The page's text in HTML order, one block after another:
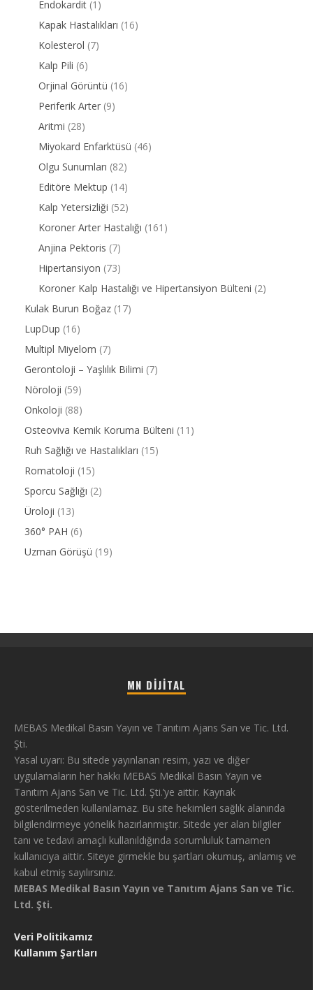
Endokardit (1)
Kapak Hastalıkları (16)
Kolesterol (7)
Kalp Pili (6)
Orjinal Görüntü (16)
Periferik Arter (9)
Aritmi (28)
Miyokard Enfarktüsü (46)
Olgu Sunumları (82)
Editöre Mektup (14)
Kalp Yetersizliği (52)
Koroner Arter Hastalığı (161)
Anjina Pektoris (7)
Hipertansiyon (73)
Koroner Kalp Hastalığı ve Hipertansiyon Bülteni (2)
Kulak Burun Boğaz (17)
LupDup (16)
Multipl Miyelom (7)
Gerontoloji – Yaşlılık Bilimi (7)
Nöroloji (59)
Onkoloji (88)
Osteoviva Kemik Koruma Bülteni (11)
Ruh Sağlığı ve Hastalıkları (15)
Romatoloji (15)
Sporcu Sağlığı (2)
Üroloji (13)
360° PAH (6)
Uzman Görüşü (19)
MN DIJITAL
MEBAS Medikal Basın Yayın ve Tanıtım Ajans San ve Tic. Ltd.
Şti.
Yasal uyarı: Bu sitede yayınlanan resim, yazı ve diğer
uygulamaların her hakkı MEBAS Medikal Basın Yayın ve
Tanıtım Ajans San ve Tic. Ltd. Şti.’ye aittir. Kaynak
gösterilmeden kullanılamaz. Bu site hekimleri sağlık alanında
bilgilendirmeye yönelik hazırlanmıştır. Sitede yer alan bilgiler
tanı ve tedavi amaçlı kullanıldığında sorumluluk tamamen
kullanıcıya aittir. Siteye girmekle bu şartları okumuş, anlamış ve
kabul etmiş sayılırsınız.
MEBAS Medikal Basın Yayın ve Tanıtım Ajans San ve Tic.
Ltd. Şti.
Veri Politikamız
Kullanım Şartları